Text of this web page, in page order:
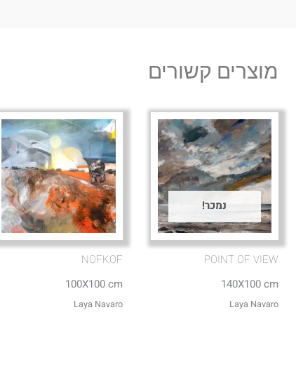
מוצרים קשורים
נמכר!
POINT OF VIEW
140X100 cm
Laya Navaro
NOFKOF
100X100 cm
Laya Navaro